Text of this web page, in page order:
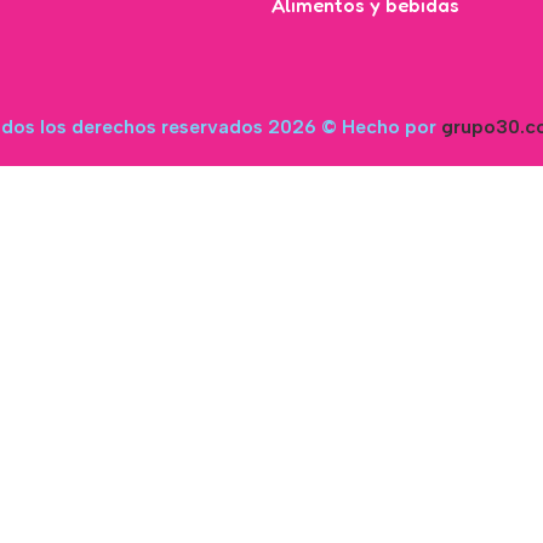
Alimentos y bebidas
los derechos reservados 2026 © Hecho por